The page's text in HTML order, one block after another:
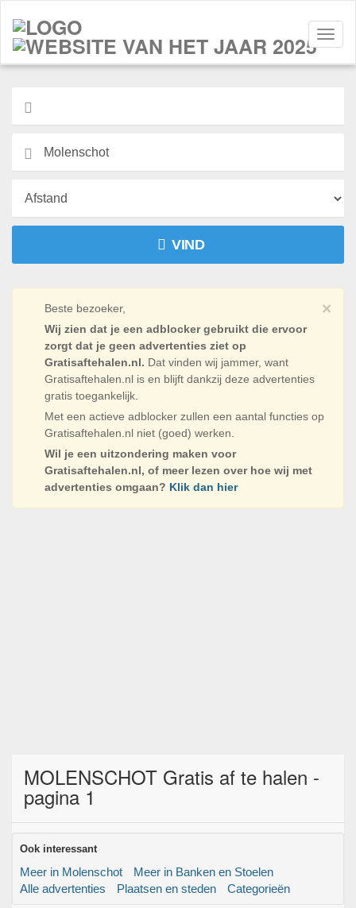
VIND
×
Beste bezoeker,
Wij zien dat je een adblocker gebruikt die ervoor
zorgt dat je geen advertenties ziet op
Gratisaftehalen.nl. Dat vinden wij jammer, want
Gratisaftehalen.nl is en blijft dankzij deze advertenties
gratis toegankelijk.
Met een actieve adblocker zullen een aantal functies op
Gratisaftehalen.nl niet (goed) werken.
Wil je een uitzondering maken voor
Gratisaftehalen.nl, of meer lezen over hoe wij met
advertenties omgaan? Klik dan hier
MOLENSCHOT Gratis af te halen -
pagina 1
Ook interessant
Meer in Molenschot
Meer in Banken en Stoelen
Alle advertenties
Plaatsen en steden Categorieën